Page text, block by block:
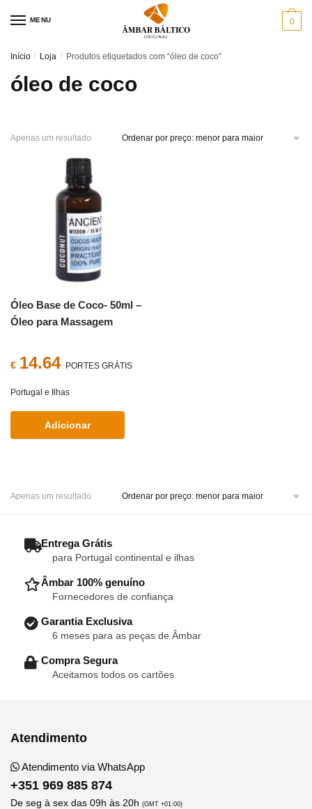
MENU 0
Início / Loja / Produtos etiquetados com “óleo de coco”
óleo de coco
Apenas um resultado
Óleo Base de Coco- 50ml –
Óleo para Massagem
€ 14.64 PORTES GRÁTIS
Portugal e Ilhas
Adicionar
Apenas um resultado
– Entrega Grátis
para Portugal continental e ilhas
– Âmbar 100% genuíno
Fornecedores de confiança
– Garantia Exclusiva
6 meses para as peças de Âmbar
– Compra Segura
Aceitamos todos os cartões
Atendimento
Atendimento via WhatsApp
+351 969 885 874
De seg à sex das 09h às 20h (GMT +01:00)